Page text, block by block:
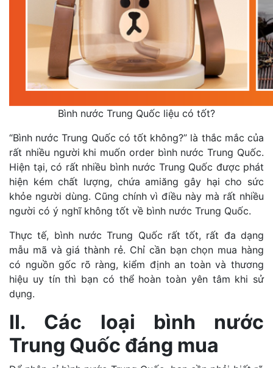
Bình nước Trung Quốc liệu có tốt?
“Bình nước Trung Quốc có tốt không?” là thắc mắc của
rất nhiều người khi muốn order bình nước Trung Quốc.
Hiện tại, có rất nhiều bình nước Trung Quốc được phát
hiện kém chất lượng, chứa amiăng gây hại cho sức
khỏe người dùng. Cũng chính vì điều này mà rất nhiều
người có ý nghĩ không tốt về bình nước Trung Quốc.
Thực tế, bình nước Trung Quốc rất tốt, rất đa dạng
mẫu mã và giá thành rẻ. Chỉ cần bạn chọn mua hàng
có nguồn gốc rõ ràng, kiểm định an toàn và thương
hiệu uy tín thì bạn có thể hoàn toàn yên tâm khi sử
dụng.
II. Các loại bình nước
Trung Quốc đáng mua